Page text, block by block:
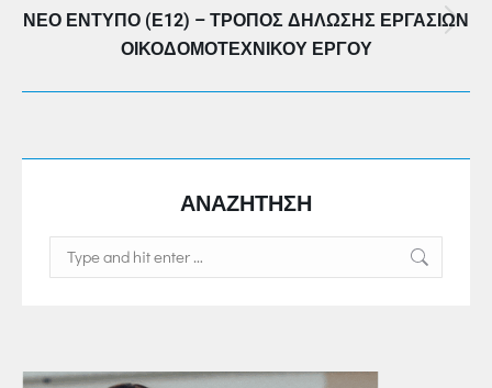
Next
post:
ΝΈΟ ΈΝΤΥΠΟ (Ε12) – ΤΡΌΠΟΣ ΔΉΛΩΣΗΣ ΕΡΓΑΣΙΏΝ
ΟΙΚΟΔΟΜΟΤΕΧΝΙΚΟΎ ΈΡΓΟΥ
ΑΝΑΖΗΤΗΣΗ
Search: